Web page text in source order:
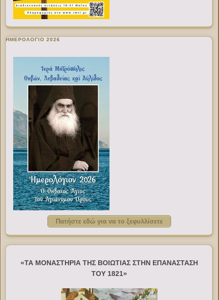
ΗΜΕΡΟΛΟΓΙΟ 2026
Πατήστε εδώ για να το ξεφυλλίσετε
«ΤΑ ΜΟΝΑΣΤΗΡΙΑ ΤΗΣ ΒΟΙΩΤΙΑΣ ΣΤΗΝ ΕΠΑΝΑΣΤΑΣΗ
ΤΟΥ 1821»